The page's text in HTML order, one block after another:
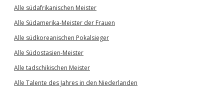
Alle südafrikanischen Meister
Alle Südamerika-Meister der Frauen
Alle südkoreanischen Pokalsieger
Alle Südostasien-Meister
Alle tadschikischen Meister
Alle Talente des Jahres in den Niederlanden